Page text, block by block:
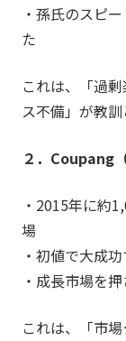
・孫氏のスピ
た
これは、「過
ス不備」が教訓
２．Coupang
・2015年に約
場
・初値で大成
・成長市場を
これは、「市